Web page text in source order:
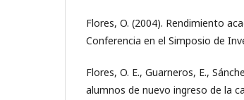
Flores, O. (2004). Rendimiento
Conferencia en el Simposio de
Flores, O. E., Guarneros, E.,
alumnos de nuevo ingreso de la